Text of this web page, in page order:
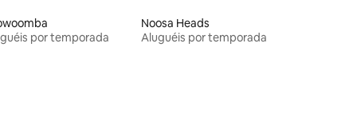
por temporada
Noosa Heads
Aluguéis por temporada